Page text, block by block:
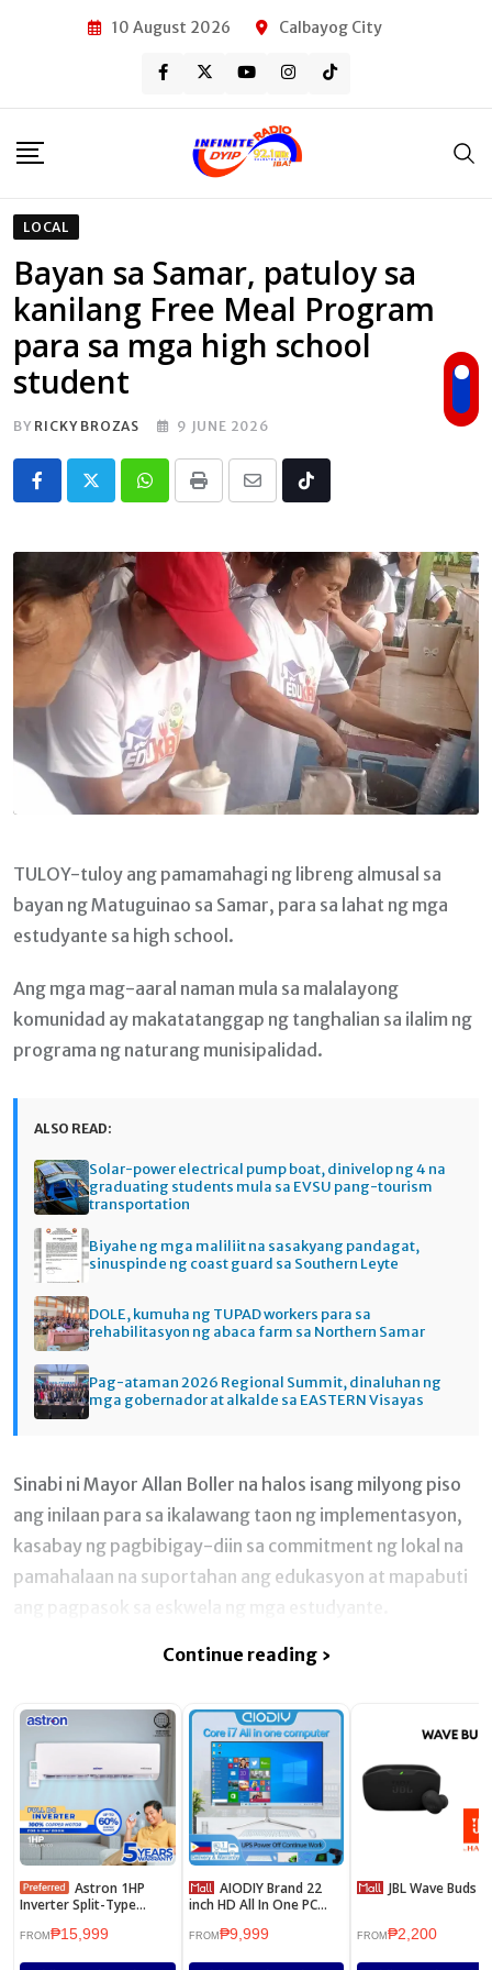
10 August 2026 Calbayog City
LOCAL
Bayan sa Samar, patuloy sa
kanilang Free Meal Program
para sa mga high school
student
BY RICKY BROZAS 9 JUNE 2026
Whatsapp
Print
Share
Email
Tiktok
TULOY-tuloy ang pamamahagi ng libreng almusal sa
bayan ng Matuguinao sa Samar, para sa lahat ng mga
estudyante sa high school.
Ang mga mag-aaral naman mula sa malalayong
komunidad ay makatatanggap ng tanghalian sa ilalim ng
programa ng naturang munisipalidad.
ALSO READ:
Solar-power electrical pump boat, dinivelop ng 4 na
graduating students mula sa EVSU pang-tourism
transportation
Biyahe ng mga maliliit na sasakyang pandagat,
sinuspinde ng coast guard sa Southern Leyte
DOLE, kumuha ng TUPAD workers para sa
rehabilitasyon ng abaca farm sa Northern Samar
Pag-ataman 2026 Regional Summit, dinaluhan ng
mga gobernador at alkalde sa EASTERN Visayas
Sinabi ni Mayor Allan Boller na halos isang milyong piso
ang inilaan para sa ikalawang taon ng implementasyon,
kasabay ng pagbibigay-diin sa commitment ng lokal na
pamahalaan na suportahan ang edukasyon at mapabuti
Continue reading ›
Astron 1HP
Inverter Split-Type
Energy Efficient | Low
FROM ₱15,999
AIODIY Brand 22
inch HD All In One PC
Brand New Intel Core i3 /
FROM ₱9,999
JBL Wave Buds 2
FROM₱2,200